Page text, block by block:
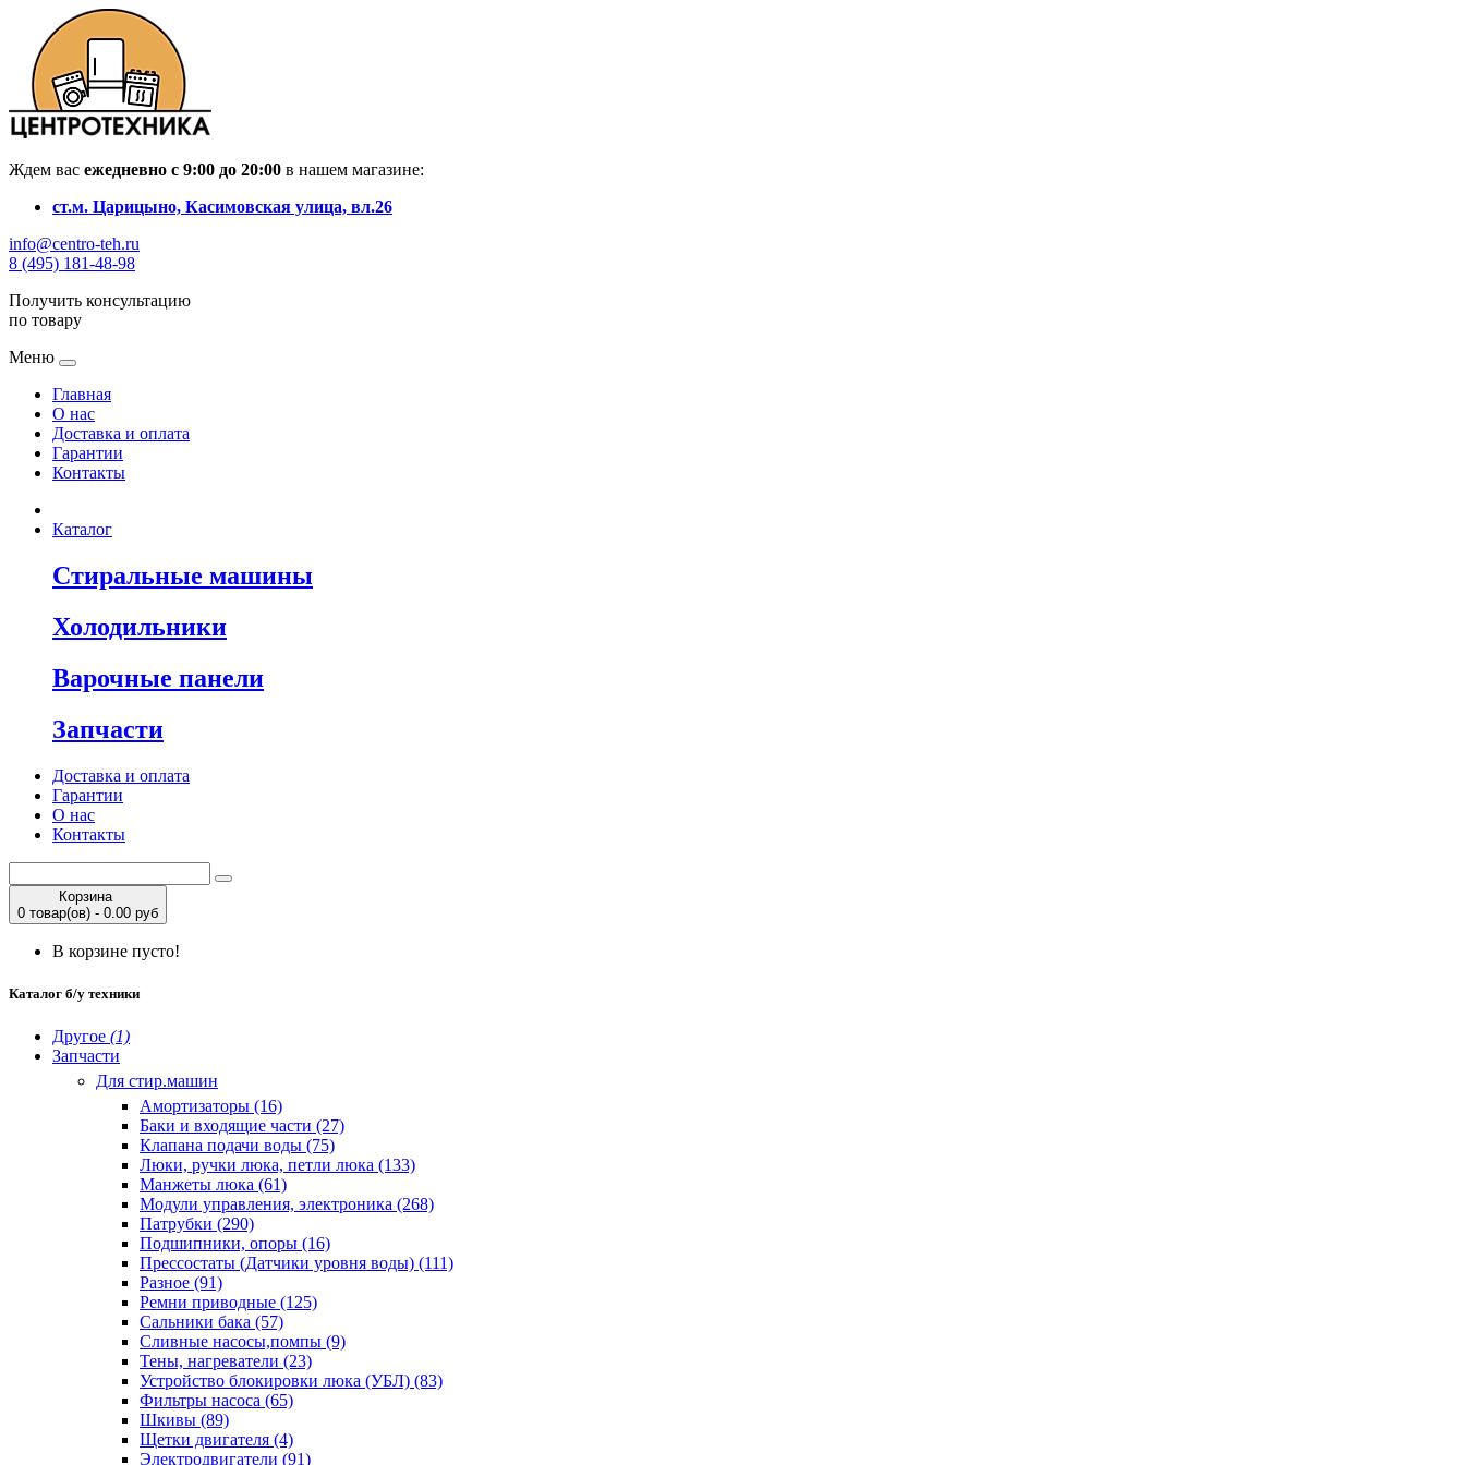
Ждем вас ежедневно с 9:00 до 20:00 в нашем магазине:
ст.м. Царицыно, Касимовская улица, вл.26
info@centro-teh.ru
8 (495) 181-48-98
Получить консультацию
по товару
Меню
Главная
О нас
Доставка и оплата
Гарантии
Контакты
Каталог
Стиральные машины
Холодильники
Варочные панели
Запчасти
Доставка и оплата
Гарантии
О нас
Контакты
Корзина
0 товар(ов) - 0.00 руб
В корзине пусто!
Каталог б/у техники
Другое (1)
Запчасти
Для стир.машин
Амортизаторы (16)
Баки и входящие части (27)
Клапана подачи воды (75)
Люки, ручки люка, петли люка (133)
Манжеты люка (61)
Модули управления, электроника (268)
Патрубки (290)
Подшипники, опоры (16)
Прессостаты (Датчики уровня воды) (111)
Разное (91)
Ремни приводные (125)
Сальники бака (57)
Сливные насосы,помпы (9)
Тены, нагреватели (23)
Устройство блокировки люка (УБЛ) (83)
Фильтры насоса (65)
Шкивы (89)
Щетки двигателя (4)
Электродвигатели (91)